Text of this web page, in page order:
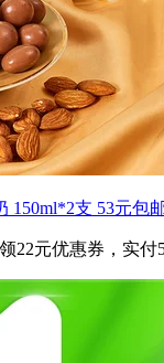
150ml*2支 53元包
22元优惠券，实